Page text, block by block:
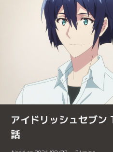
アイドリッシュセブ
話